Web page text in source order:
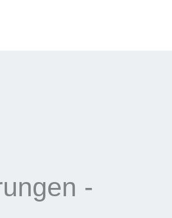
-